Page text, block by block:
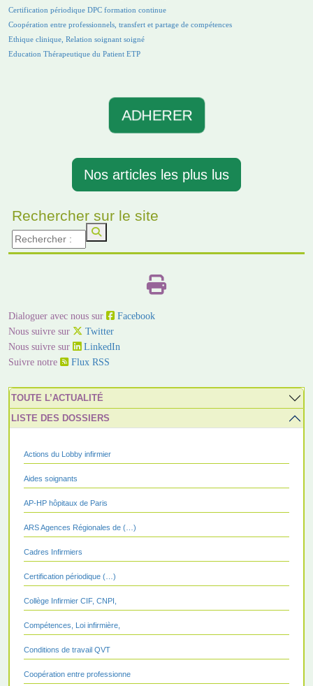
Certification périodique DPC formation continue
Coopération entre professionnels, transfert et partage de compétences
Ethique clinique, Relation soignant soigné
Education Thérapeutique du Patient ETP
ADHERER
Nos articles les plus lus
Rechercher sur le site
Dialoguer avec nous sur
Facebook
Nous suivre sur
Twitter
Nous suivre sur
LinkedIn
Suivre notre
Flux RSS
TOUTE L’ACTUALITÉ
LISTE DES DOSSIERS
Actions du Lobby infirmier
Aides soignants
AP-HP hôpitaux de Paris
ARS Agences Régionales de (…)
Cadres Infirmiers
Certification périodique (…)
Collège Infirmier CIF, CNPI,
Compétences, Loi infirmière,
Conditions de travail QVT
Coopération entre professionne